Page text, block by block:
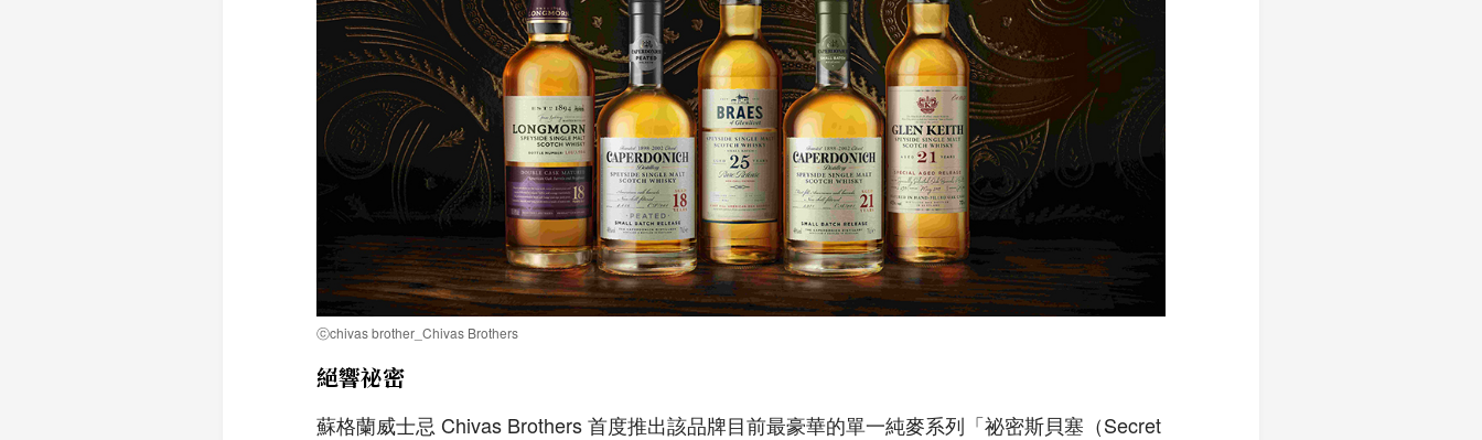
ⓒchivas brother_Chivas Brothers
絕響祕密
蘇格蘭威士忌 Chivas Brothers 首度推出該品牌目前最豪華的單一純麥系列「祕密斯貝塞（Secret